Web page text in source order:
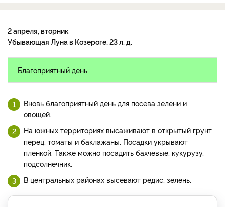
2 апреля, вторник
Убывающая Луна в Козероге, 23 л. д.
Благоприятный день
Вновь благоприятный день для посева зелени и
овощей.
На южных территориях высаживают в открытый грунт
перец, томаты и баклажаны. Посадки укрывают
пленкой. Также можно посадить бахчевые, кукурузу,
подсолнечник.
В центральных районах высевают редис, зелень.